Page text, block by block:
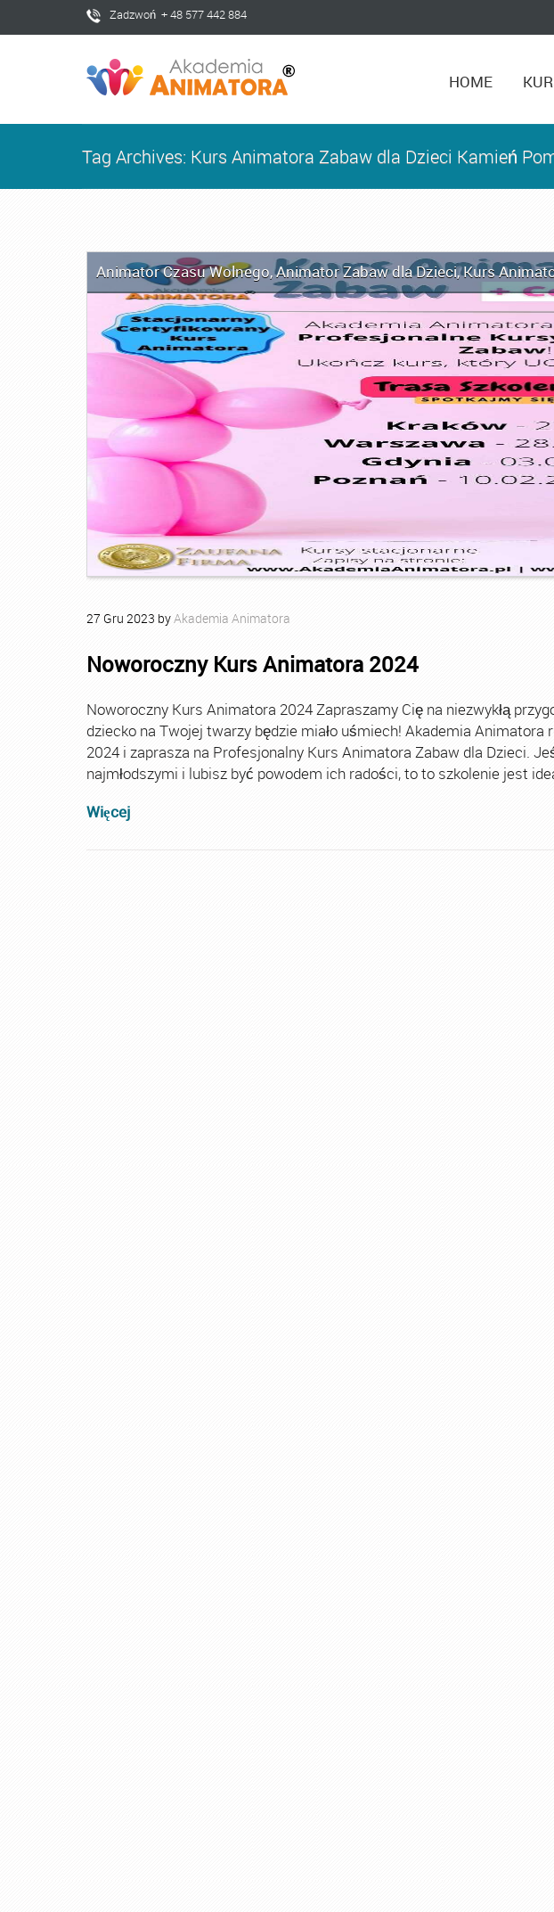
Zadzwoń + 48 577 442 884
HOME
Tag Archives: Kurs Animatora Zabaw dla Dzieci Kamień
Animator Czasu Wolnego,Animator Zabaw dla Dzieci,Kurs
27 Gru 2023 byAkademia Animatora
Noworoczny Kurs Animatora 2024
Noworoczny Kurs Animatora 2024 Zapraszamy Cię na niezwykłą
dziecko na Twojej twarzy będzie miało uśmiech! Akademia Animatora
2024 i zaprasza na Profesjonalny Kurs Animatora Zabaw dla Dzieci.
najmłodszymi i lubisz być powodem ich radości, to to szkolenie jest
Więcej